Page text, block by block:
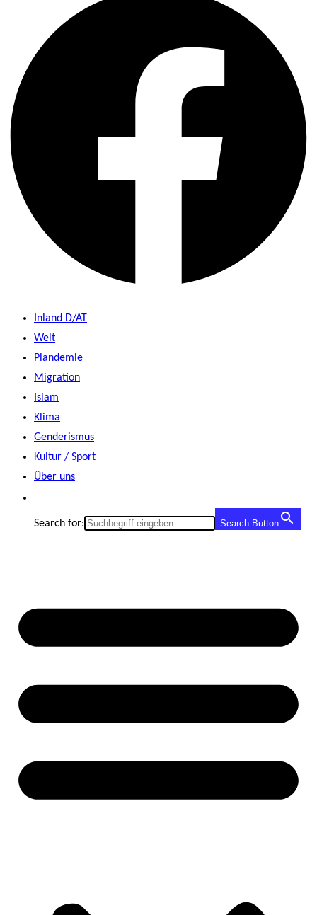
Inland D/AT
Welt
Plandemie
Migration
Islam
Klima
Genderismus
Kultur / Sport
Über uns
Search for: Search Button